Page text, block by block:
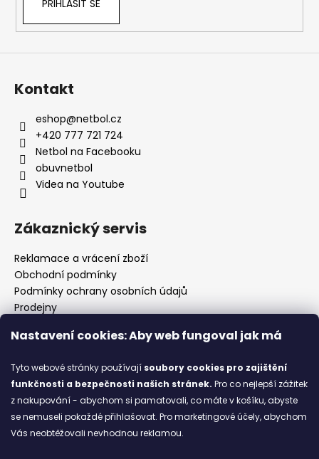
Nastavení cookies: Aby web fungoval jak má
Tyto webové stránky používají soubory cookies pro zajištění
funkčnosti a bezpečnosti našich stránek. Pro co nejlepší zážitek
z nakupování - abychom si pamatovali, co máte v košíku, abyste
se nemuseli pokaždé přihlašovat. Pro marketingové účely, abychom
Vás neobtěžovali nevhodnou reklamou.
PŘIHLÁSIT SE
Kontakt
eshop@netbol.cz
+420 777 721 724
Netbol na Facebooku
obuvnetbol
Videa na Youtube
Zákaznický servis
Reklamace a vrácení zboží
Obchodní podmínky
Podmínky ochrany osobních údajů
Prodejny
Značky
Blog
Ze starých bot staronové